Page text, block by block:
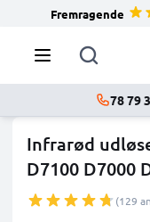
Fremragende
78 79
Infrarød
D7100 D7000
(129